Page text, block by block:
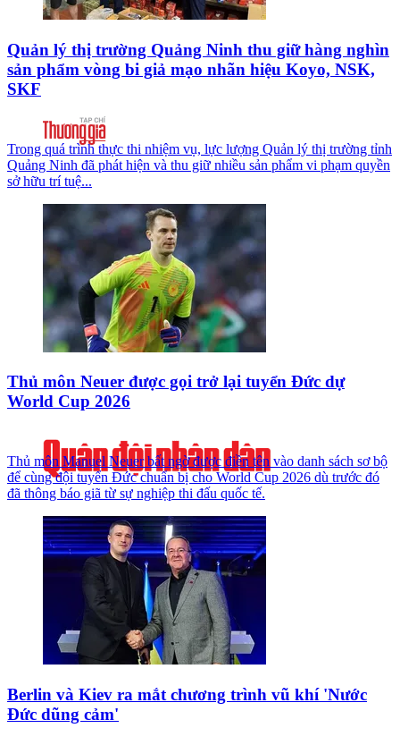
Quản lý thị trường Quảng Ninh thu giữ hàng nghìn
sản phẩm vòng bi giả mạo nhãn hiệu Koyo, NSK,
SKF
Trong quá trình thực thi nhiệm vụ, lực lượng Quản lý thị trường tỉnh
Quảng Ninh đã phát hiện và thu giữ nhiều sản phẩm vi phạm quyền
sở hữu trí tuệ...
Thủ môn Neuer được gọi trở lại tuyển Đức dự
World Cup 2026
Thủ môn Manuel Neuer bất ngờ được điền tên vào danh sách sơ bộ
để cùng đội tuyển Đức chuẩn bị cho World Cup 2026 dù trước đó
đã thông báo giã từ sự nghiệp thi đấu quốc tế.
Berlin và Kiev ra mắt chương trình vũ khí 'Nước
Đức dũng cảm'